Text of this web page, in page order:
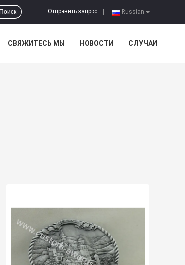
Russian
Отправить запрос
Поиск
СВЯЖИТЕСЬ МЫ НОВОСТИ СЛУЧАИ